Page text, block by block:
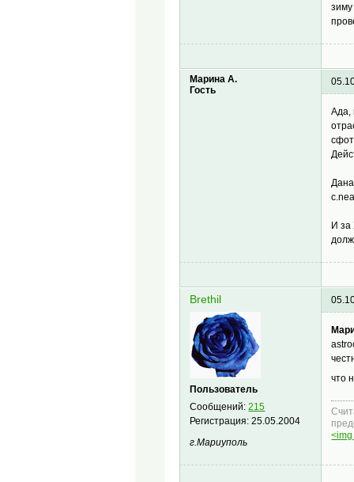
Марина А.
Гость
Ада,
И за
Brethil
Пользователь
Сообщений:215
Регистрация:25.05.2004
г.Мариуполь
что